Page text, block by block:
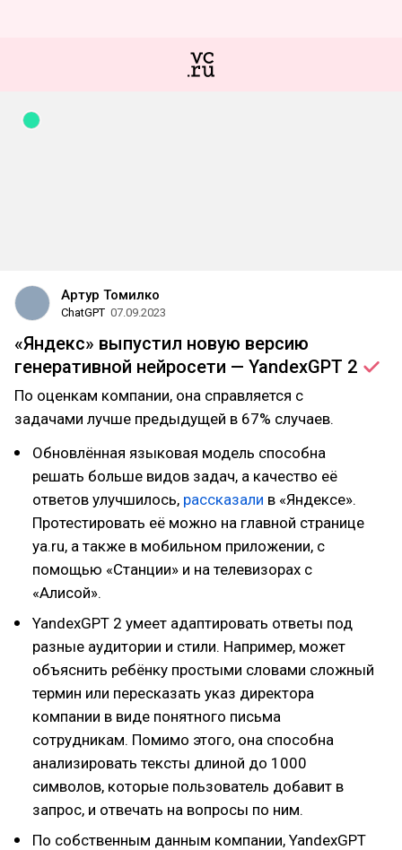
Артур Томилко
ChatGPT 07.09.2023
«Яндекс» выпустил новую версию
генеративной нейросети — YandexGPT 2
По оценкам компании, она справляется с
задачами лучше предыдущей в 67% случаев.
Обновлённая языковая модель способна
решать больше видов задач, а качество её
ответов улучшилось, рассказали в «Яндексе».
Протестировать её можно на главной странице
ya.ru, а также в мобильном приложении, с
помощью «Станции» и на телевизорах с
«Алисой».
YandexGPT 2 умеет адаптировать ответы под
разные аудитории и стили. Например, может
объяснить ребёнку простыми словами сложный
термин или пересказать указ директора
компании в виде понятного письма
сотрудникам. Помимо этого, она способна
анализировать тексты длиной до 1000
символов, которые пользователь добавит в
запрос, и отвечать на вопросы по ним.
По собственным данным компании, YandexGPT